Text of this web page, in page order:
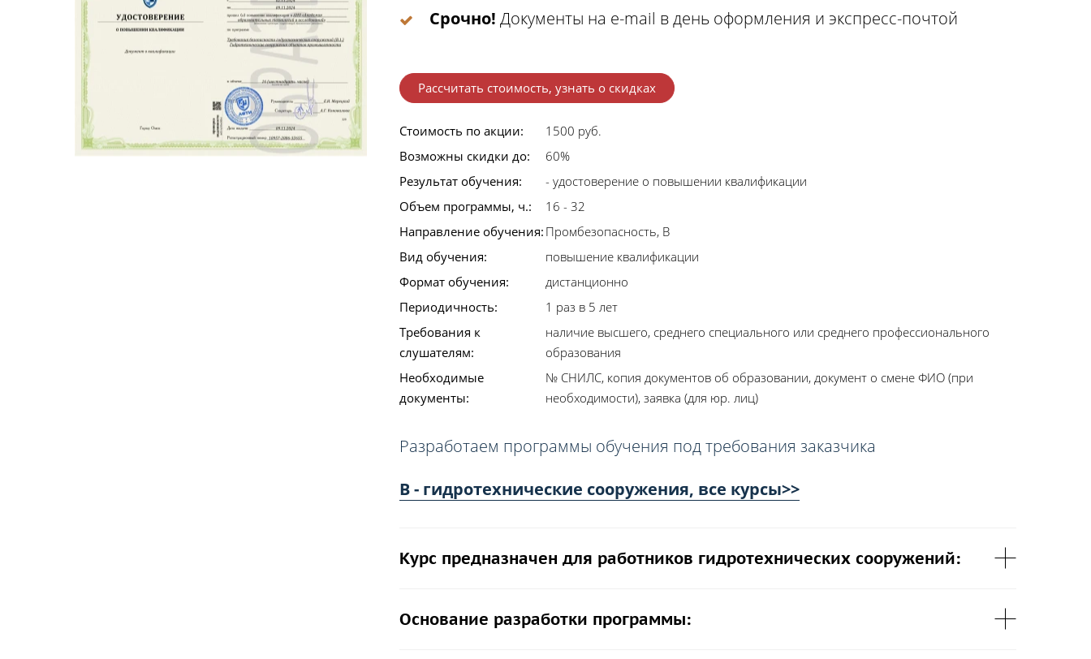
Срочно! Документы на e-mail в день оформления и экспресс-почтой
Рассчитать стоимость, узнать о скидках
Стоимость по акции:
1500 руб.
Возможны скидки до:
60%
Результат обучения:
- удостоверение о повышении квалификации
Объем программы, ч.:
16 - 32
Направление обучения: Промбезопасность, В
Вид обучения:
повышение квалификации
Формат обучения:
дистанционно
Периодичность:
1 раз в 5 лет
Требования к
слушателям:
наличие высшего, среднего специального или среднего профессионального
образования
Необходимые
документы:
№ СНИЛС, копия документов об образовании, документ о смене ФИО (при
необходимости), заявка (для юр. лиц)
Разработаем программы обучения под требования заказчика
В - гидротехнические сооружения, все курсы>>
Курс предназначен для работников гидротехнических сооружений:
Основание разработки программы: